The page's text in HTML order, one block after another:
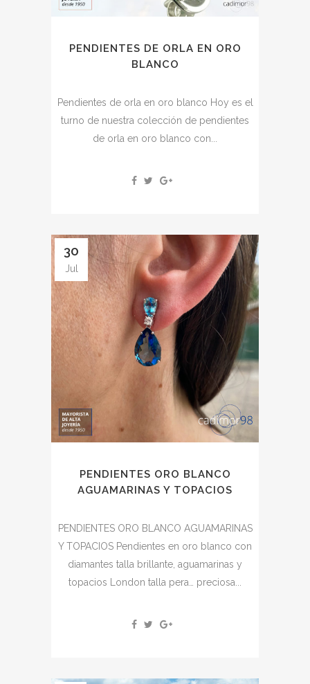
PENDIENTES DE ORLA EN ORO
BLANCO
Pendientes de orla en oro blanco Hoy es el
turno de nuestra colección de pendientes
de orla en oro blanco con...
30
Jul
PENDIENTES ORO BLANCO
AGUAMARINAS Y TOPACIOS
PENDIENTES ORO BLANCO AGUAMARINAS
Y TOPACIOS Pendientes en oro blanco con
diamantes talla brillante, aguamarinas y
topacios London talla pera… preciosa...